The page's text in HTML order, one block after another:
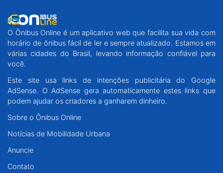
O Ônibus Online é um aplicativo web que facilita sua vida com
horário de ônibus fácil de ler e sempre atualizado. Estamos em
várias cidades do Brasil, levando informação confiável para
você.
Este site usa links de intenções publicitária do Google
AdSense. O AdSense gera automaticamente estes links que
podem ajudar os criadores a ganharem dinheiro.
Sobre o Ônibus Online
Notícias de Mobilidade Urbana
Anuncie
Contato